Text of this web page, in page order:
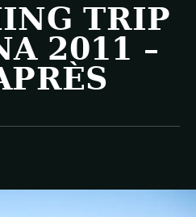
TRIP
2011 –